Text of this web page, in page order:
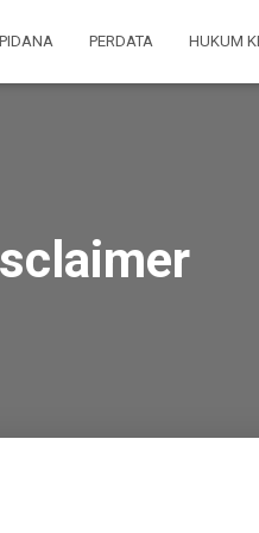
PIDANA PERDATA HUKUM